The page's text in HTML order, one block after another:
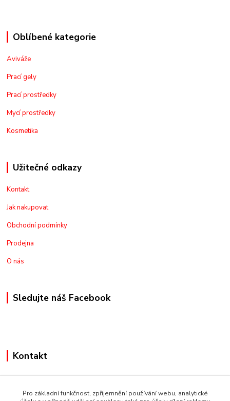
Oblíbené kategorie
Aviváže
Prací gely
Prací prostředky
Mycí prostředky
Kosmetika
Užitečné odkazy
Kontakt
Jak nakupovat
Obchodní podmínky
Prodejna
O nás
Sledujte náš Facebook
Kontakt
+420775973462
Pro základní funkčnost, zpříjemnění používání webu, analytické